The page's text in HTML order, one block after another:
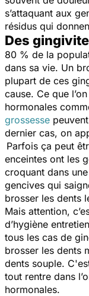
s’attaquant aux
résidus qui
Des
80 % de la
dans sa vie. Un
plupart de ces
cause. Ce que
hormonales
grossesse
dernier cas, on
Parfois ça peut
enceintes ont les
croquant dans
gencives qui
brosser les dents
Mais attention,
d’hygiène
tous les cas de
brosser les dents
dents souple.
tout rentre dans
hormonales.